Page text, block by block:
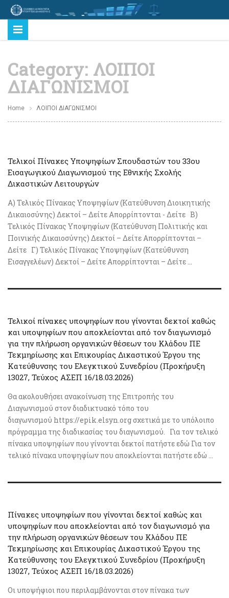
Category: ΛΟΙΠΟΙ
ΔΙΑΓΩΝΙΣΜΟΙ
Home ΛΟΙΠΟΙ ΔΙΑΓΩΝΙΣΜΟΙ
Τελικοί Πίνακες Υποψηφίων Σπουδαστών του 33ου
Εισαγωγικού Διαγωνισμού της Εθνικής Σχολής
Δικαστικών Λειτουργών
Α) Τελικός Πίνακας Υποψηφίων (Κατεύθυνση Διοικητικής
Δικαιοσύνης) Δεκτοί – Δείτε Απορρίπτονται - Δείτε Β)
Τελικός Πίνακας Υποψηφίων (Κατεύθυνση Πολιτικής και
Ποινικής Δικαιοσύνης) Δεκτοί – Δείτε Απορρίπτονται –
Δείτε Γ) Τελικός Πίνακας Υποψηφίων (Κατεύθυνση
Εισαγγελέων) Δεκτοί – Δείτε Απορρίπτονται – Δείτε ...
Τελικοί πίνακες υποψηφίων που γίνονται δεκτοί καθώς
και υποψηφίων που αποκλείονται από τον διαγωνισμό
για την πλήρωση οργανικών θέσεων του Κλάδου ΠΕ
Τεκμηρίωσης και Επικουρίας Δικαστικού Έργου της
Κατεύθυνσης του Ελεγκτικού Συνεδρίου (Προκήρυξη
13027, Τεύχος ΑΣΕΠ 16/18.03.2026)
Θα ακολουθήσει ανακοίνωση της Επιτροπής του
Διαγωνισμού στον διαδικτυακό τόπο του
διαγωνισμού https://epik.elsyn.org σχετικά με το υπόλοιπο
πρόγραμμα της διαδικασίας του διαγωνισμού. Για τον τελικό
πίνακα υποψηφίων που γίνονται δεκτοί πατήστε εδώ Για τον
τελικό πίνακα υποψηφίων που αποκλείονται πατήστε εδώ ...
Πίνακες υποψηφίων που γίνονται δεκτοί καθώς και
υποψηφίων που αποκλείονται από τον διαγωνισμό για
την πλήρωση οργανικών θέσεων του Κλάδου ΠΕ
Τεκμηρίωσης και Επικουρίας Δικαστικού Έργου της
Κατεύθυνσης του Ελεγκτικού Συνεδρίου (Προκήρυξη
13027, Τεύχος ΑΣΕΠ 16/18.03.2026)
Οι υποψήφιοι που περιλαμβάνονται στον πίνακα των